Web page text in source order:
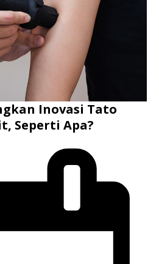
Inovasi Tato
Seperti Apa?